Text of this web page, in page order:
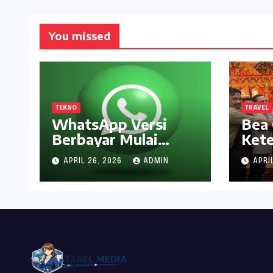
You missed
TEKNO
WhatsApp Versi
Berbayar Mulai
Disebar, Ini yang
Didapat Pengguna
APRIL 26, 2026 ADMIN
TRAVEL
Bea